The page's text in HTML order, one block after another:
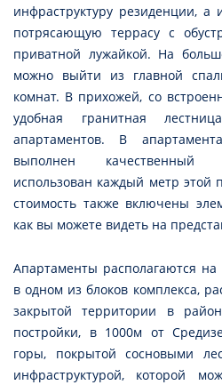
инфраструктуру резиденции,
потрясающую террасу с
приватной лужайкой. На
можно выйти из главной
комнат. В прихожей, со
удобная гранитная
апартаментов. В
выполнен качественный
использован каждый метр
стоимость также включены
как вы можете видеть на
Апартаменты располагаются
в одном из блоков комплекса,
закрытой территории в
постройки, в 1000м от
горы, покрытой сосновыми
инфраструктурой, которой